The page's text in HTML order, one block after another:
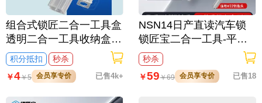
组合式锁匠二合一工具盒
透明二合一工具收纳盒
可装李氏工具 抽屉式塑
料工具盒
积分抵扣
秒杀
￥4￥5 会员享专价 已售4k+
NSN14日产直读汽车锁
锁匠宝二合一工具-平铣
两轨迹 适用日产/天籁/骐
达/颐达/骊威/英菲尼迪/斯
巴鲁
秒杀
￥59￥69 会员享专价 已售18